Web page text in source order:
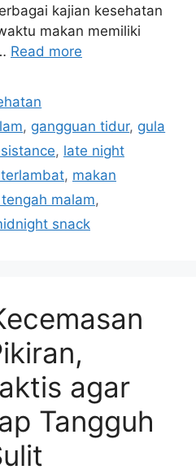
kajian kesehatan
makan memiliki
Read more
, gangguan tidur, gula
, late night
, makan
malam,
snack
agar
Tangguh